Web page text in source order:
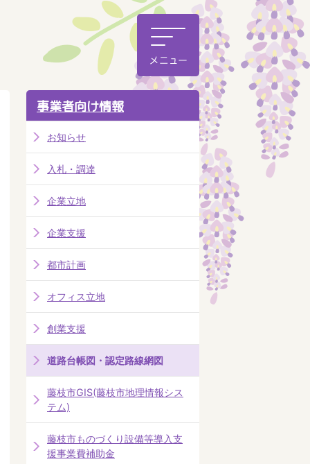
事業者向け情報
お知らせ
入札・調達
企業立地
企業支援
都市計画
オフィス立地
創業支援
道路台帳図・認定路線網図
藤枝市GIS(藤枝市地理情報シス
テム)
藤枝市ものづくり設備等導入支
援事業費補助金